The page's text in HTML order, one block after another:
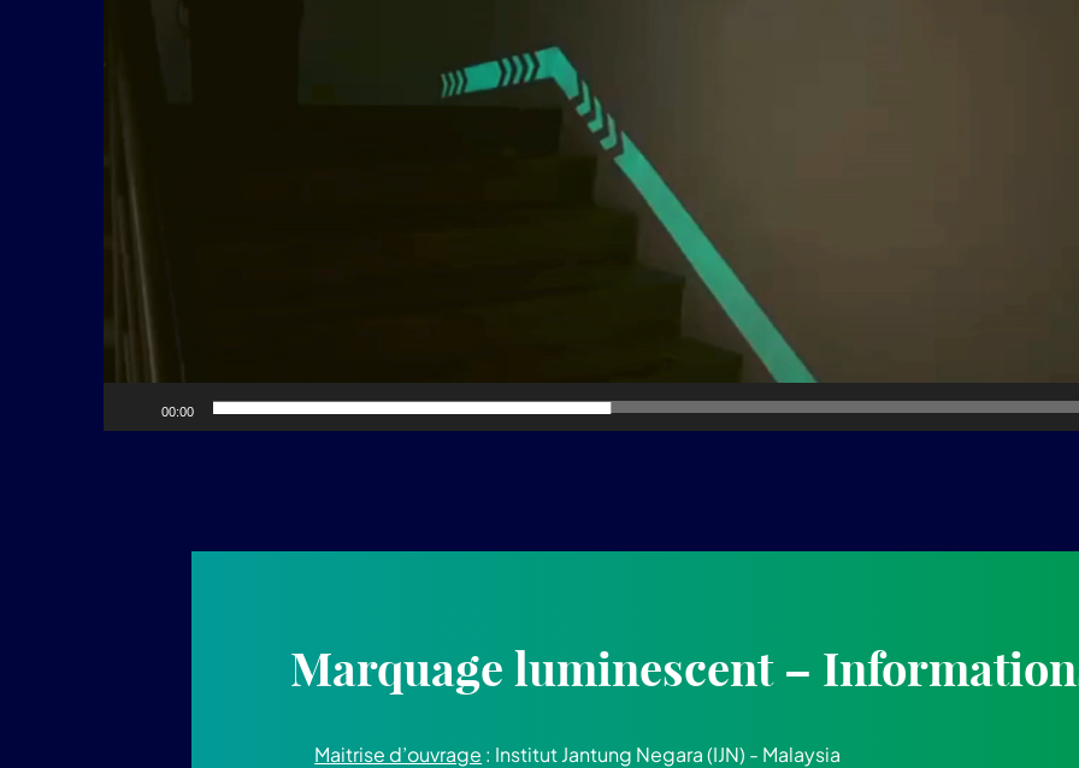
00:00
Marquage luminescent –
Maitrise d’ouvrage : Institut Jantung Negara (IJN) - Malaysia